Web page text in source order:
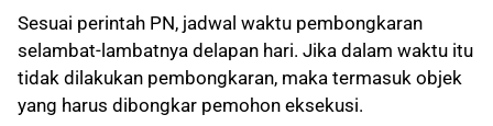
Sesuai perintah PN, jadwal waktu pembongkaran
selambat-lambatnya delapan hari. Jika dalam waktu itu
tidak dilakukan pembongkaran, maka termasuk objek
yang harus dibongkar pemohon eksekusi.